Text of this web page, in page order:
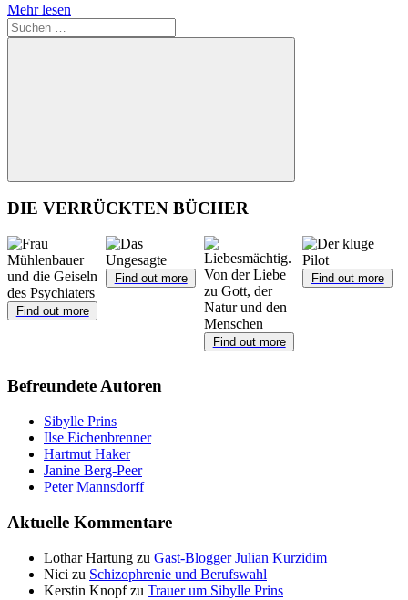
Mehr lesen
Suchen
nach:
Suchen
DIE VERRÜCKTEN BÜCHER
Find out more
Find out more
Find out more
Find out more
Befreundete Autoren
Sibylle Prins
Ilse Eichenbrenner
Hartmut Haker
Janine Berg-Peer
Peter Mannsdorff
Aktuelle Kommentare
Lothar Hartung zu Gast-Blogger Julian Kurzidim
Nici zu Schizophrenie und Berufswahl
Kerstin Knopfzu Trauer um Sibylle Prins